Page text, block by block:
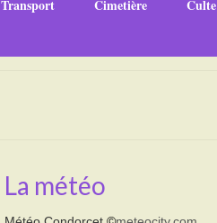
Transport Cimetière
Culte
La météo